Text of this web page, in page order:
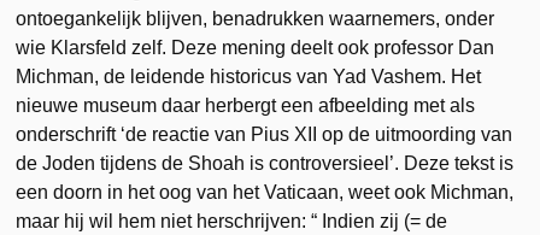
ontoegankelijk blijven, benadrukken waarnemers, onder
wie Klarsfeld zelf. Deze mening deelt ook professor Dan
Michman, de leidende historicus van Yad Vashem. Het
nieuwe museum daar herbergt een afbeelding met als
onderschrift ‘de reactie van Pius XII op de uitmoording van
de Joden tijdens de Shoah is controversieel’. Deze tekst is
een doorn in het oog van het Vaticaan, weet ook Michman,
maar hij wil hem niet herschrijven: “ Indien zij (= de